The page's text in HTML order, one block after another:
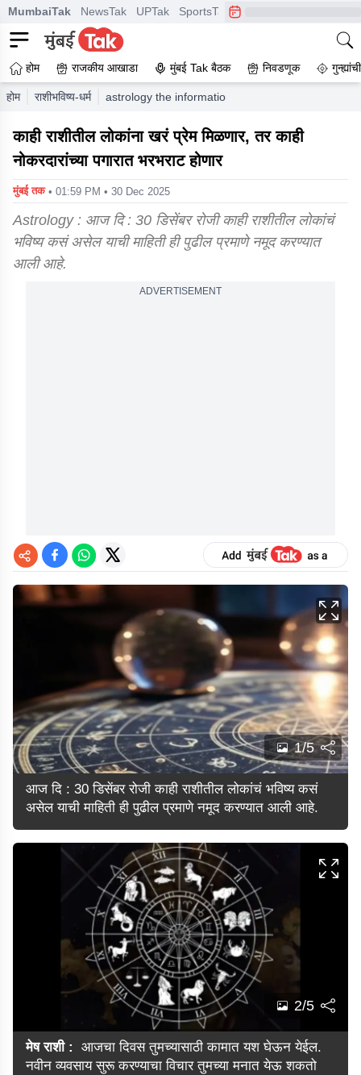
MumbaiTak NewsTak UPTak SportsTak CrimeTak
होम राजकीय आखाडा मुंबई Tak बैठक निवडणूक
होम राशीभविष्य-धर्म astrology the information regarding how the
काही राशीतील लोकांना खरं प्रेम मिळणार, तर काही
नोकरदारांच्या पगारात भरभराट होणार
मुंबई तक • 01:59 PM • 30 Dec 2025
Astrology : आज दि : 30 डिसेंबर रोजी काही राशीतील लोकांचं
भविष्य कसं असेल याची माहिती ही पुढील प्रमाणे नमूद करण्यात
आली आहे.
ADVERTISEMENT
1/5
आज दि : 30 डिसेंबर रोजी काही राशीतील लोकांचं भविष्य कसं
असेल याची माहिती ही पुढील प्रमाणे नमूद करण्यात आली आहे.
2/5
मेष राशी :
आजचा दिवस तुमच्यासाठी कामात यश घेऊन येईल.
नवीन व्यवसाय सुरू करण्याचा विचार तुमच्या मनात येऊ शकतो